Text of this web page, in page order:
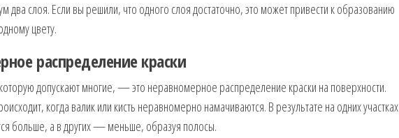
два слоя. Если вы решили, что одного слоя достаточно, это может привести к образованию
цвету.
распределение краски
допускают многие, — это неравномерное распределение краски на поверхности.
когда валик или кисть неравномерно намачиваются. В результате на одних участках
больше, а в других — меньше, образуя полосы.